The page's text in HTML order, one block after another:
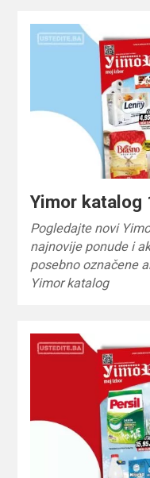
Yimor katalog
Pogledajte novi
najnovije ponude i
posebno označene
Yimor katalog